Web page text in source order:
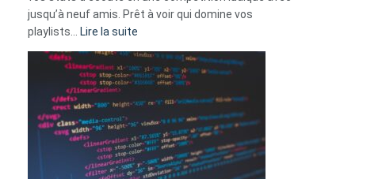
la
vie
sans-
abri
en
3
secondes
jusqu’à neuf amis. Prêt à voir qui domine vos
playlists…
Lire la suite
Wrapped
2025
est
:
Le
Wrapped